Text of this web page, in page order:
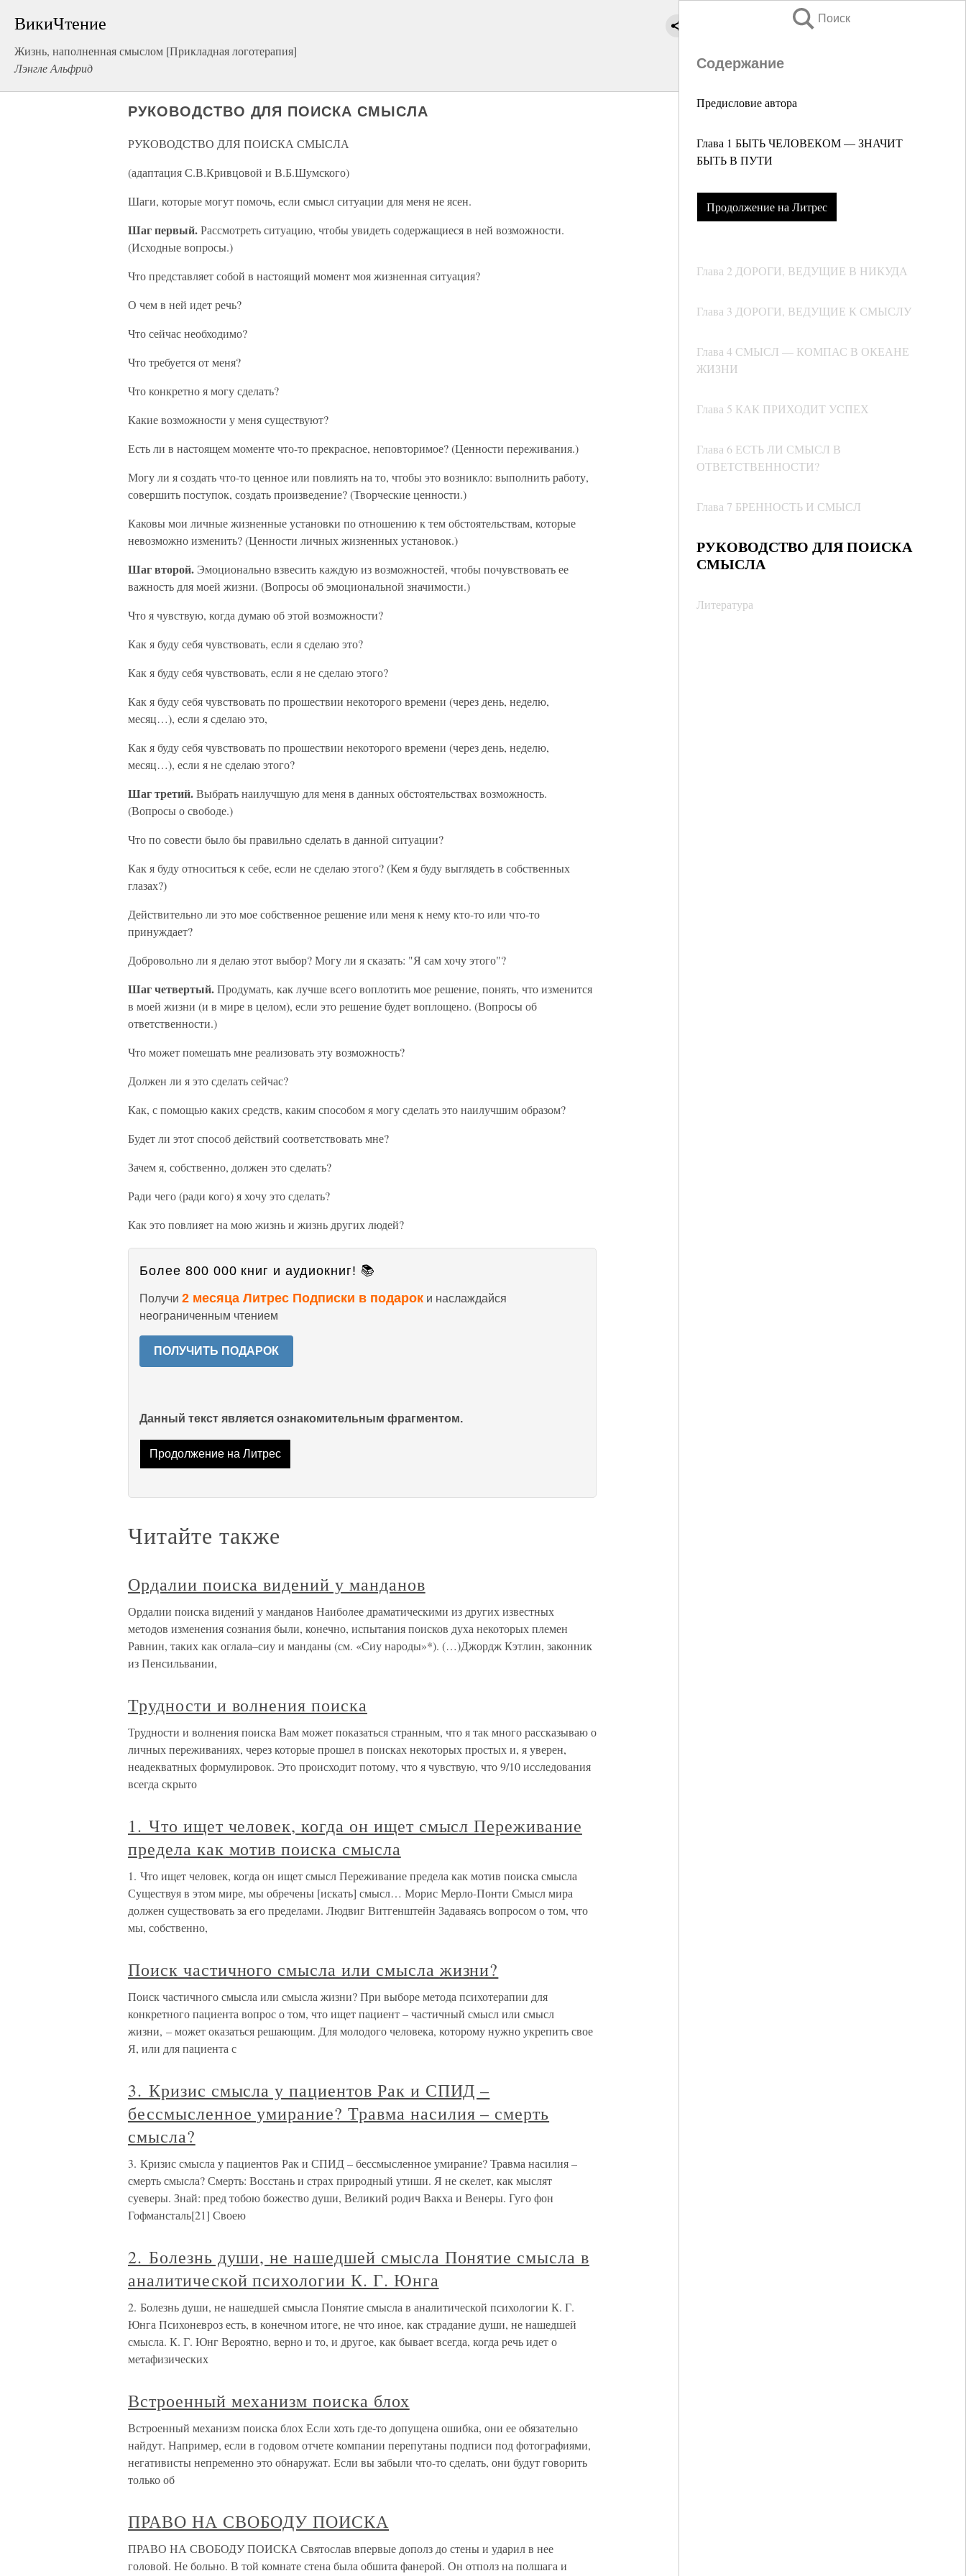
ВикиЧтение
Жизнь, наполненная смыслом [Прикладная логотерапия]
Лэнгле Альфрид
Поиск
Содержание
Предисловие автора
Глава 1 БЫТЬ ЧЕЛОВЕКОМ — ЗНАЧИТ
БЫТЬ В ПУТИ
Продолжение на Литрес
Глава 2 ДОРОГИ, ВЕДУЩИЕ В НИКУДА
Глава 3 ДОРОГИ, ВЕДУЩИЕ К СМЫСЛУ
Глава 4 СМЫСЛ — КОМПАС В ОКЕАНЕ
ЖИЗНИ
Глава 5 КАК ПРИХОДИТ УСПЕХ
Глава 6 ЕСТЬ ЛИ СМЫСЛ В
ОТВЕТСТВЕННОСТИ?
Глава 7 БРЕННОСТЬ И СМЫСЛ
РУКОВОДСТВО ДЛЯ ПОИСКА
СМЫСЛА
Литература
РУКОВОДСТВО ДЛЯ ПОИСКА СМЫСЛА
РУКОВОДСТВО ДЛЯ ПОИСКА СМЫСЛА
(адаптация С.В.Кривцовой и В.Б.Шумского)
Шаги, которые могут помочь, если смысл ситуации для меня не ясен.
Шаг первый.Рассмотреть ситуацию, чтобы увидеть содержащиеся в ней возможности.
(Исходные вопросы.)
Что представляет собой в настоящий момент моя жизненная ситуация?
О чем в ней идет речь?
Что сейчас необходимо?
Что требуется от меня?
Что конкретно я могу сделать?
Какие возможности у меня существуют?
Есть ли в настоящем моменте что-то прекрасное, неповторимое? (Ценности переживания.)
Могу ли я создать что-то ценное или повлиять на то, чтобы это возникло: выполнить работу,
совершить поступок, создать произведение? (Творческие ценности.)
Каковы мои личные жизненные установки по отношению к тем обстоятельствам, которые
невозможно изменить? (Ценности личных жизненных установок.)
Шаг второй. Эмоционально взвесить каждую из возможностей, чтобы почувствовать ее
важность для моей жизни. (Вопросы об эмоциональной значимости.)
Что я чувствую, когда думаю об этой возможности?
Как я буду себя чувствовать, если я сделаю это?
Как я буду себя чувствовать, если я не сделаю этого?
Как я буду себя чувствовать по прошествии некоторого времени (через день, неделю,
месяц…), если я сделаю это,
Как я буду себя чувствовать по прошествии некоторого времени (через день, неделю,
месяц…), если я не сделаю этого?
Шаг третий.Выбрать наилучшую для меня в данных обстоятельствах возможность.
(Вопросы о свободе.)
Что по совести было бы правильно сделать в данной ситуации?
Как я буду относиться к себе, если не сделаю этого? (Кем я буду выглядеть в собственных
глазах?)
Действительно ли это мое собственное решение или меня к нему кто-то или что-то
принуждает?
Добровольно ли я делаю этот выбор? Могу ли я сказать: "Я сам хочу этого"?
Шаг четвертый.Продумать, как лучше всего воплотить мое решение, понять, что изменится
в моей жизни (и в мире в целом), если это решение будет воплощено. (Вопросы об
ответственности.)
Что может помешать мне реализовать эту возможность?
Должен ли я это сделать сейчас?
Как, с помощью каких средств, каким способом я могу сделать это наилучшим образом?
Будет ли этот способ действий соответствовать мне?
Зачем я, собственно, должен это сделать?
Ради чего (ради кого) я хочу это сделать?
Как это повлияет на мою жизнь и жизнь других людей?
Более 800 000 книг и аудиокниг! 📚
Получи 2 месяца Литрес Подписки в подарок и наслаждайся
неограниченным чтением
ПОЛУЧИТЬ ПОДАРОК
Данный текст является ознакомительным фрагментом.
Продолжение на Литрес
Читайте также
Ордалии поиска видений у манданов
Ордалии поиска видений у манданов Наиболее драматическими из других известных
методов изменения сознания были, конечно, испытания поисков духа некоторых племен
Равнин, таких как оглала–сиу и манданы (см. «Сиу народы»*). (…)Джордж Кэтлин, законник
из Пенсильвании,
Трудности и волнения поиска
Трудности и волнения поиска Вам может показаться странным, что я так много рассказываю о
личных переживаниях, через которые прошел в поисках некоторых простых и, я уверен,
неадекватных формулировок. Это происходит потому, что я чувствую, что 9/10 исследования
всегда скрыто
1. Что ищет человек, когда он ищет смысл Переживание
предела как мотив поиска смысла
1. Что ищет человек, когда он ищет смысл Переживание предела как мотив поиска смысла
Существуя в этом мире, мы обречены [искать] смысл… Морис Мерло-Понти Смысл мира
должен существовать за его пределами. Людвиг Витгенштейн Задаваясь вопросом о том, что
мы, собственно,
Поиск частичного смысла или смысла жизни?
Поиск частичного смысла или смысла жизни? При выборе метода психотерапии для
конкретного пациента вопрос о том, что ищет пациент – частичный смысл или смысл
жизни, – может оказаться решающим. Для молодого человека, которому нужно укрепить свое
Я, или для пациента с
3. Кризис смысла у пациентов Рак и СПИД –
бессмысленное умирание? Травма насилия – смерть
смысла?
3. Кризис смысла у пациентов Рак и СПИД – бессмысленное умирание? Травма насилия –
смерть смысла? Смерть: Восстань и страх природный утиши. Я не скелет, как мыслят
суеверы. Знай: пред тобою божество души, Великий родич Вакха и Венеры. Гуго фон
Гофмансталь[21] Своею
2. Болезнь души, не нашедшей смысла Понятие смысла в
аналитической психологии К. Г. Юнга
2. Болезнь души, не нашедшей смысла Понятие смысла в аналитической психологии К. Г.
Юнга Психоневроз есть, в конечном итоге, не что иное, как страдание души, не нашедшей
смысла. К. Г. Юнг Вероятно, верно и то, и другое, как бывает всегда, когда речь идет о
метафизических
Встроенный механизм поиска блох
Встроенный механизм поиска блох Если хоть где-то допущена ошибка, они ее обязательно
найдут. Например, если в годовом отчете компании перепутаны подписи под фотографиями,
негативисты непременно это обнаружат. Если вы забыли что-то сделать, они будут говорить
только об
ПРАВО НА СВОБОДУ ПОИСКА
ПРАВО НА СВОБОДУ ПОИСКА Святослав впервые дополз до стены и ударил в нее
головой. Не больно. В той комнате стена была обшита фанерой. Он отполз на полшага и